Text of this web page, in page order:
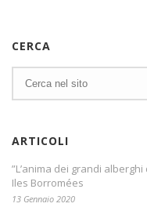
CERCA
ARTICOLI
”L’anima dei grandi
Iles Borromées
13 Gennaio 2020